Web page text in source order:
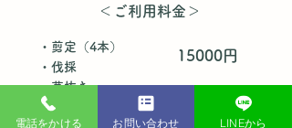
​＜ご利用料金＞
・剪定（4本）
・伐採
​・草抜き
15000円
電話をかける お問い合わせ LINEから